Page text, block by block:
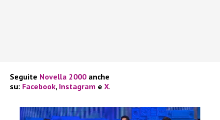
Seguite Novella 2000 anche
su: Facebook, Instagram e X.